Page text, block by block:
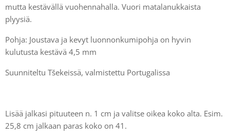
mutta kestävällä vuohennahalla. Vuori matalanukkaista
plyysiä.
Pohja: Joustava ja kevyt luonnonkumipohja on hyvin
kulutusta kestävä 4,5 mm
Suunniteltu Tšekeissä, valmistettu Portugalissa
Lisää jalkasi pituuteen n. 1 cm ja valitse oikea koko alta. Esim.
25,8 cm jalkaan paras koko on 41.